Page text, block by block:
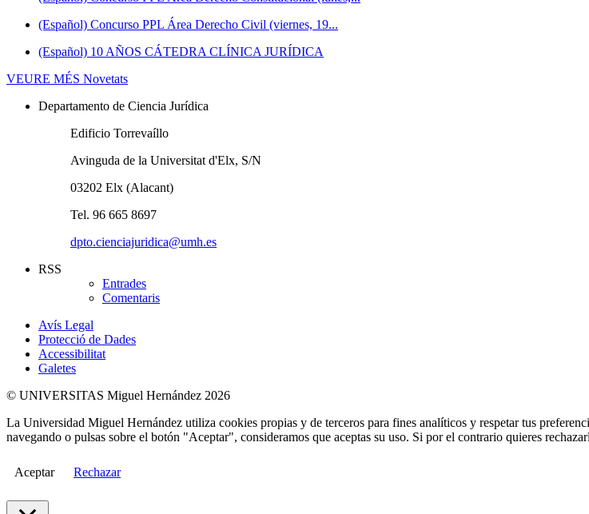
(Español) Concurso PPL Área Derecho Civil (viernes, 19...
(Español) 10 AÑOS CÁTEDRA CLÍNICA JURÍDICA
VEURE MÉS Novetats
Departamento de Ciencia Jurídica
Edificio Torrevaíllo
Avinguda de la Universitat d'Elx, S/N
03202 Elx (Alacant)
Tel. 96 665 8697
dpto.cienciajuridica@umh.es
RSS
Entrades
Comentaris
Avís Legal
Protecció de Dades
Accessibilitat
Galetes
© UNIVERSITAS Miguel Hernández 2026
La Universidad Miguel Hernández utiliza cookies propias y de terceros para fines analíticos y respetar tus
navegando o pulsas sobre el botón "Aceptar", consideramos que aceptas su uso. Si por el contrario quieres
Aceptar Rechazar